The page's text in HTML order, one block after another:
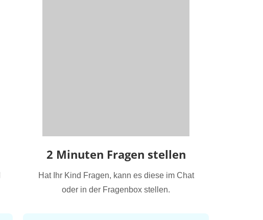
2 Minuten Fragen stellen
Hat Ihr Kind Fragen, kann es diese im Chat
oder in der Fragenbox stellen.